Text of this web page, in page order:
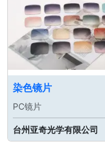
染色镜片
PC镜片
台州亚奇光学有限公司